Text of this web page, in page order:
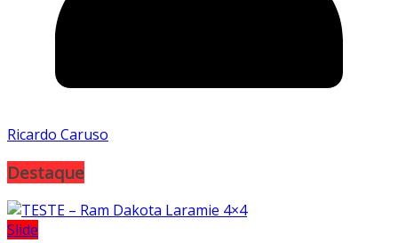
Ricardo Caruso
Destaque
Slide